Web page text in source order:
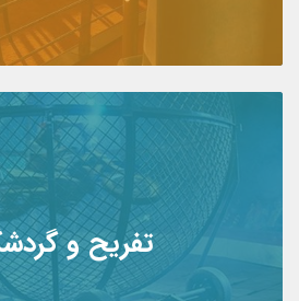
تفریح و